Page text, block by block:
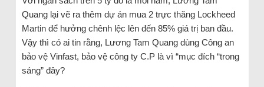
Quang lại vẽ ra thêm dự án mua 2 trực thăng Lockheed
Martin để hưởng chênh lệc lên đến 85% giá trị ban đầu.
Vậy thì có ai tin rằng, Lương Tam Quang dùng Công an
bảo vệ Vinfast, bảo vệ công ty C.P là vì “mục đích “trong
sáng” đây?